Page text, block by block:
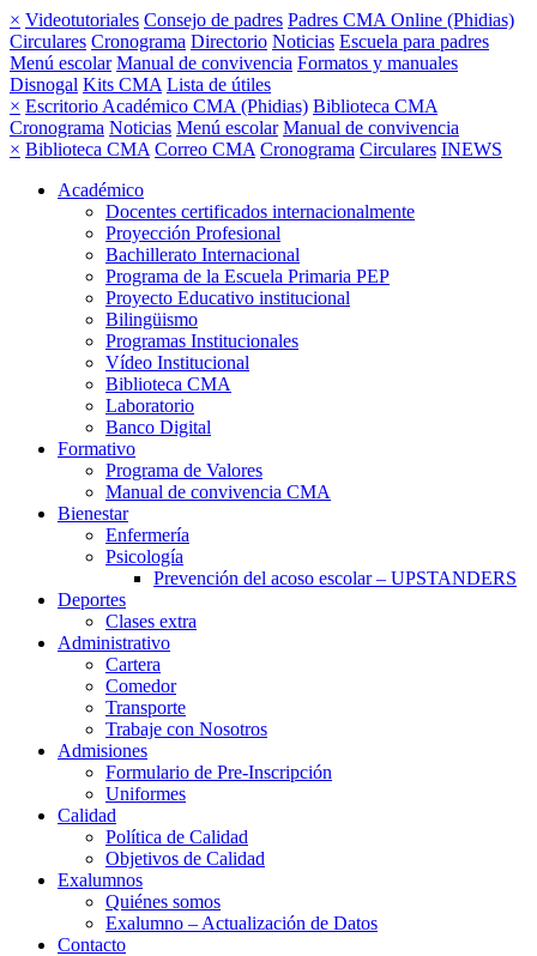
× Videotutoriales Consejo de padres Padres CMA Online (Phidias)
Circulares Cronograma Directorio Noticias Escuela para padres
Menú escolar Manual de convivencia Formatos y manuales
Disnogal Kits CMA Lista de útiles
× Escritorio Académico CMA (Phidias) Biblioteca CMA
Cronograma Noticias Menú escolar Manual de convivencia
× Biblioteca CMA Correo CMA Cronograma Circulares INEWS
Académico
Docentes certificados internacionalmente
Proyección Profesional
Bachillerato Internacional
Programa de la Escuela Primaria PEP
Proyecto Educativo institucional
Bilingüismo
Programas Institucionales
Vídeo Institucional
Biblioteca CMA
Laboratorio
Banco Digital
Formativo
Programa de Valores
Manual de convivencia CMA
Bienestar
Enfermería
Psicología
Prevención del acoso escolar – UPSTANDERS
Deportes
Clases extra
Administrativo
Cartera
Comedor
Transporte
Trabaje con Nosotros
Admisiones
Formulario de Pre-Inscripción
Uniformes
Calidad
Política de Calidad
Objetivos de Calidad
Exalumnos
Quiénes somos
Exalumno – Actualización de Datos
Contacto